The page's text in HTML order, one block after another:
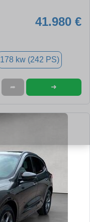
41.980 €
178 kw (242 PS)
➦ ➜